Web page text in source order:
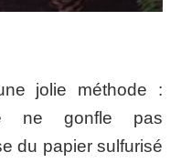
jolie méthode :
ne gonfle pas
du papier sulfurisé